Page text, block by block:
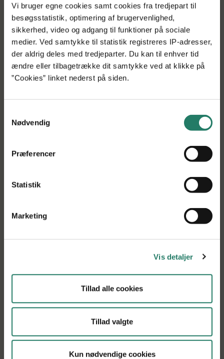
Vi bruger egne cookies samt cookies fra tredjepart til
besøgsstatistik, optimering af brugervenlighed,
sikkerhed, video og adgang til funktioner på sociale
medier. Ved samtykke til statistik registreres IP-adresser,
der aldrig deles med tredjeparter. Du kan til enhver tid
ændre eller tilbagetrække dit samtykke ved at klikke på
”Cookies” linket nederst på siden.
Nødvendig
Præferencer
Statistik
Marketing
Vis detaljer
Tillad alle cookies
Tillad valgte
Kun nødvendige cookies
resultater, skal bakteriernes egenskaber testes i praksis.
Her vil Aarhus Universitet stå for markforsøg, hvor
bakteriernes egenskaber undersøges på både vår- og
vinterafgrøder.
Målet er, at projektet vil stå tilbage med produkter, der
har vist sig effektive mod de store svampesygdomme
”Vi håber på, at vores slutprodukt kan bruges på tværs af
samme klimatiske zone som Danmark. Sverige, Polen,
England og Nordtyskland er alle potentielle markeder for
Andersen.
Projektet har fået tilsagn om projekttilskud på 6 mio. kr.,
og løber frem til midten af 2025.